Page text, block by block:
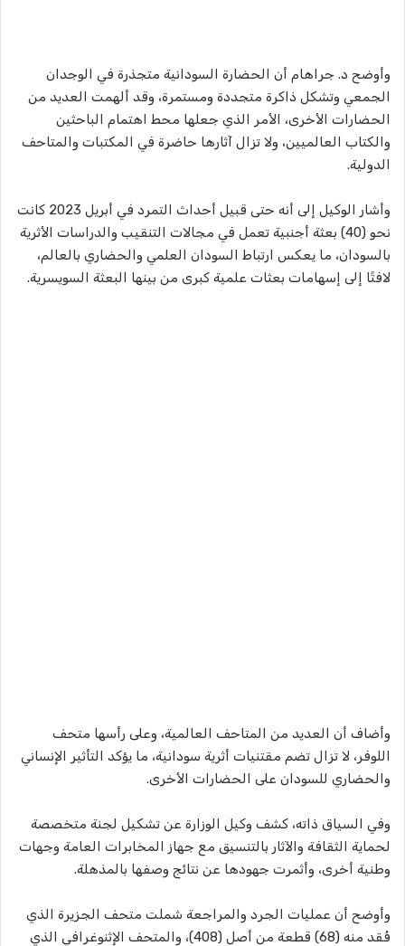
وأوضح د. جراهام أن الحضارة السودانية متجذرة في الوجدان
الجمعي وتشكل ذاكرة متجددة ومستمرة، وقد ألهمت العديد من
الحضارات الأخرى، الأمر الذي جعلها محط اهتمام الباحثين
والكتاب العالميين، ولا تزال آثارها حاضرة في المكتبات والمتاحف
الدولية.
وأشار الوكيل إلى أنه حتى قبيل أحداث التمرد في أبريل 2023 كانت
نحو (40) بعثة أجنبية تعمل في مجالات التنقيب والدراسات الأثرية
بالسودان، ما يعكس ارتباط السودان العلمي والحضاري بالعالم،
لافتًا إلى إسهامات بعثات علمية كبرى من بينها البعثة السويسرية.
وأضاف أن العديد من المتاحف العالمية، وعلى رأسها متحف
اللوفر، لا تزال تضم مقتنيات أثرية سودانية، ما يؤكد التأثير الإنساني
والحضاري للسودان على الحضارات الأخرى.
وفي السياق ذاته، كشف وكيل الوزارة عن تشكيل لجنة متخصصة
لحماية الثقافة والآثار بالتنسيق مع جهاز المخابرات العامة وجهات
وطنية أخرى، وأثمرت جهودها عن نتائج وصفها بالمذهلة.
وأوضح أن عمليات الجرد والمراجعة شملت متحف الجزيرة الذي
فُقد منه (68) قطعة من أصل (408)، والمتحف الإثنوغرافي الذي